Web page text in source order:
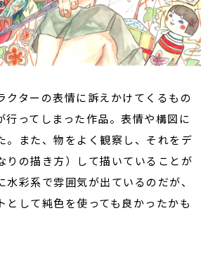
クターの表情に訴えかけてくるもの
行ってしまった作品。表情や構図に
。また、物をよく観察し、それをデ
りの描き方）して描いていることが
水彩系で雰囲気が出ているのだが、
として純色を使っても良かったかも